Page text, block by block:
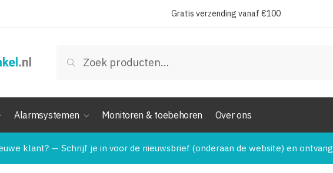
Gratis verzending vanaf €100
naar:
Zoeken
Alarmsystemen Monitoren & toebehoren Over ons
klant? — Schrijf je in voor de nieuwsbrief (onderaan de website) en ontvang